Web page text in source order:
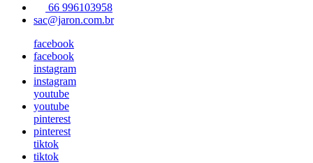
66 996103958
sac@jaron.com.br
facebook
facebook
instagram
instagram
youtube
youtube
pinterest
pinterest
tiktok
tiktok